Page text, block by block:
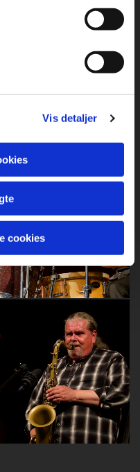
Vis detaljer
cookies